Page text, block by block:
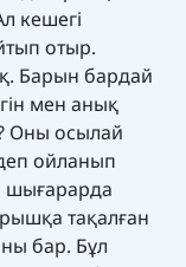
кешегі
отыр.
Барын бардай
мен анық
Оны осылай
ойланып
шығарарда
тақалған
бар. Бұл